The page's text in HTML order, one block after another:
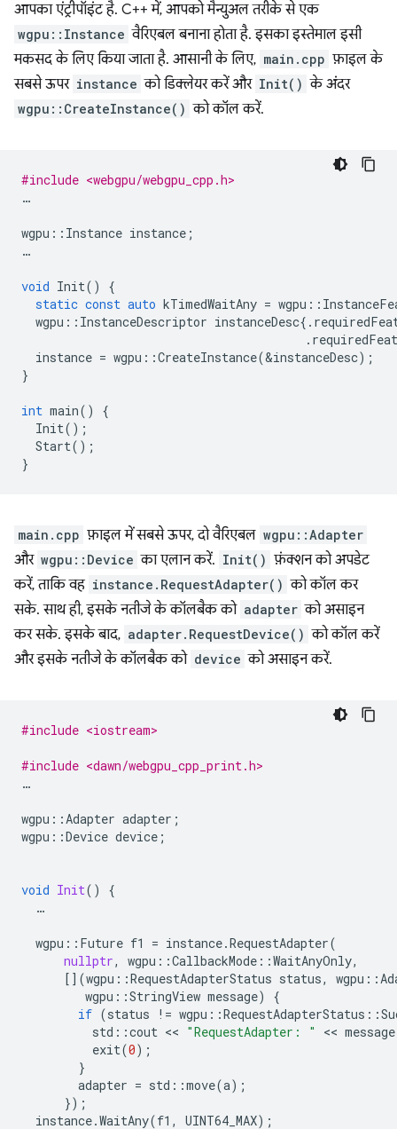
आपका एंट्रीपॉइंट है. C++ में, आपको मैन्युअल तरीके से एक
wgpu::Instance वैरिएबल बनाना होता है. इसका इस्तेमाल इसी
मकसद के लिए किया जाता है. आसानी के लिए, main.cpp फ़ाइल के
सबसे ऊपर instance को डिक्लेयर करें और Init() के अंदर
wgpu::CreateInstance() को कॉल करें.
#include <webgpu/webgpu_cpp.h>
…
wgpu :: Instance instance ;
…
void Init()
{
static const auto kTimedWaitAny = wgpu ::
wgpu :: InstanceDescriptor instanceDesc{.
.
instance = wgpu ::CreateInstance(&instanceDesc);
}
int main()
{
Init();
Start();
}
main.cpp फ़ाइल में सबसे ऊपर, दो वैरिएबल wgpu::Adapter
और wgpu::Device का एलान करें. Init() फ़ंक्शन को अपडेट
करें, ताकि वह instance.RequestAdapter() को कॉल कर
सके. साथ ही, इसके नतीजे के कॉलबैक को adapter को असाइन
कर सके. इसके बाद, adapter.RequestDevice() को कॉल करें
और इसके नतीजे के कॉलबैक को device को असाइन करें.
#include <iostream>
#include <dawn/webgpu_cpp_print.h>
…
wgpu ::Adapter adapter ;
wgpu ::Device device ;
void Init()
{
…
wgpu :: Future f1 = instance.RequestAdapter(
nullptr, wgpu ::CallbackMode ::WaitAnyOnly,
[](wgpu ::RequestAdapterStatus status, wgpu ::
wgpu ::StringView message)
{
if (status != wgpu ::RequestAdapterStatus ::
std ::cout << "RequestAdapter: " << message
exit(0);
}
adapter = std ::move(a);
});
instance.WaitAny(f1 , UINT64_MAX);